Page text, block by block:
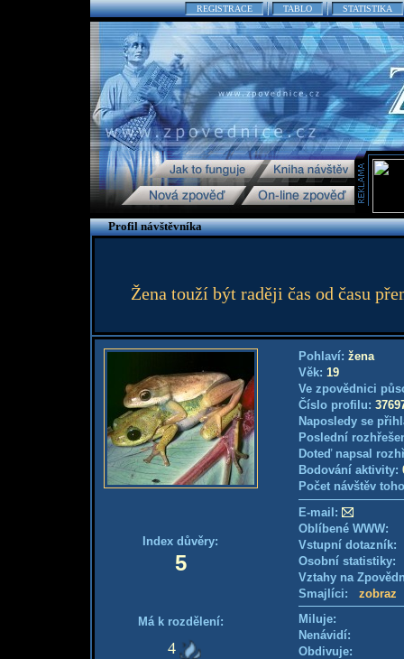
REGISTRACE TABLO STATISTIKA
Profil návštěvníka
Žena touží být raději čas od času
Index důvěry:
5
Má k rozdělení:
4
Pohlaví: žena
Věk: 19
Ve zpovědnici
Číslo profilu:
Naposledy se
Poslední
Doteď napsal
Bodování aktivity:
Počet návštěv
E-mail:
Oblíbené WWW:
Vstupní
Osobní
Vztahy na
Smajlíci: zobraz
Miluje:
Nenávidí:
Obdivuje: